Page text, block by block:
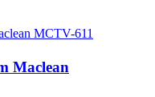
Maclean